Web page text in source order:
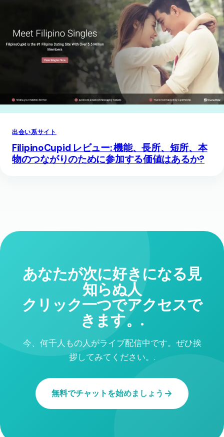
出会い系サイト
FilipinoCupid レビュー: 機能、長所、短所、本
物のつながりのために参加する価値はあるか?
あなたが次に好きになる見
知らぬ人
クリック一つでアクセスで
きます。.
今、何千人もの人がライブ配信中です。ぜひ挨
拶してみてください。.
無料でチャットを始めましょう